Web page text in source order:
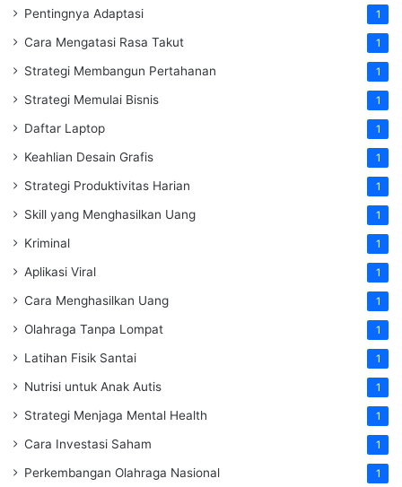
Pentingnya Adaptasi 1
Cara Mengatasi Rasa Takut 1
Strategi Membangun Pertahanan 1
Strategi Memulai Bisnis 1
Daftar Laptop 1
Keahlian Desain Grafis 1
Strategi Produktivitas Harian 1
Skill yang Menghasilkan Uang 1
Kriminal 1
Aplikasi Viral 1
Cara Menghasilkan Uang 1
Olahraga Tanpa Lompat 1
Latihan Fisik Santai 1
Nutrisi untuk Anak Autis 1
Strategi Menjaga Mental Health 1
Cara Investasi Saham 1
Perkembangan Olahraga Nasional 1